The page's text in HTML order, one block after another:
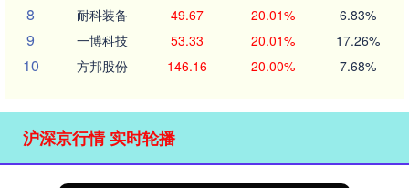
8 耐科装备 49.67 20.01% 6.83%
9 一博科技 53.33 20.01% 17.26%
10 方邦股份 146.16 20.00% 7.68%
沪深京行情 实时轮播